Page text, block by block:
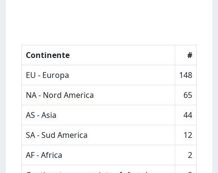
Continente
#
EU - Europa
148
NA - Nord America
65
AS - Asia
44
SA - Sud America
12
AF - Africa
2